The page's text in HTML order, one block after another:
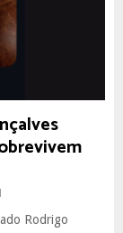
Rodrigo